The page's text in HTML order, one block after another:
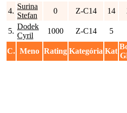
4.
Surina
Stefan
0 Z-C14 14
5.
Dodek
Cyril
1000 Z-C14 5
C. Meno Rating Kategória Kat